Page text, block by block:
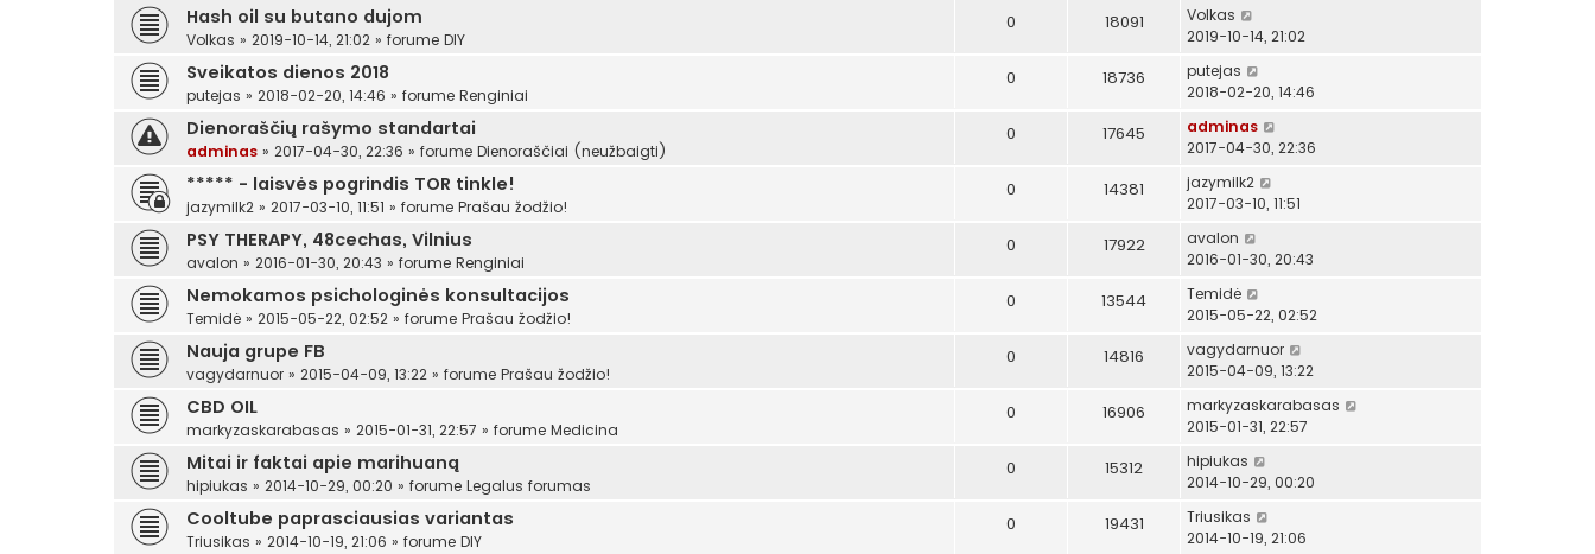
Hash oil su butano dujom
Volkas » 2019-10-14, 21:02 » forume DIY
0 18091
Volkas
2019-10-14, 21:02
Sveikatos dienos 2018
putejas » 2018-02-20, 14:46 » forume Renginiai
0 18736
putejas
2018-02-20, 14:46
Dienoraščių rašymo standartai
adminas » 2017-04-30, 22:36 » forume Dienoraščiai (neužbaigti)
0 17645
adminas
2017-04-30, 22:36
***** - laisvės pogrindis TOR tinkle!
jazymilk2 » 2017-03-10, 11:51 » forume Prašau žodžio!
0 14381
jazymilk2
2017-03-10, 11:51
PSY THERAPY, 48cechas, Vilnius
avalon » 2016-01-30, 20:43 » forume Renginiai
0 17922
avalon
2016-01-30, 20:43
Nemokamos psichologinės konsultacijos
Temidė » 2015-05-22, 02:52 » forume Prašau žodžio!
0 13544
Temidė
2015-05-22, 02:52
Nauja grupe FB
vagydarnuor » 2015-04-09, 13:22 » forume Prašau žodžio!
0 14816
vagydarnuor
2015-04-09, 13:22
CBD OIL
markyzaskarabasas » 2015-01-31, 22:57 » forume Medicina
0 16906
markyzaskarabasas
2015-01-31, 22:57
Mitai ir faktai apie marihuaną
hipiukas » 2014-10-29, 00:20 » forume Legalus forumas
0 15312
hipiukas
2014-10-29, 00:20
Cooltube paprasciausias variantas
Triusikas » 2014-10-19, 21:06 » forume DIY
0 19431
Triusikas
2014-10-19, 21:06